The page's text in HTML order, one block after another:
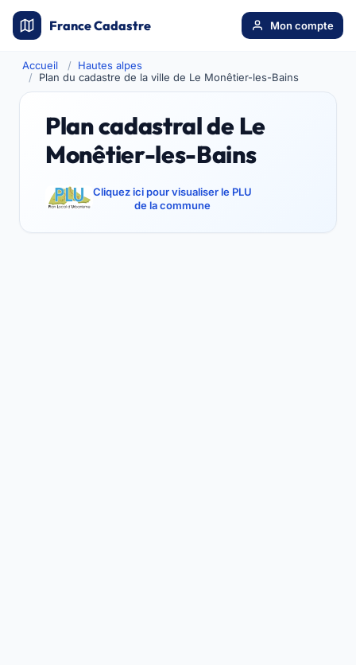
France Cadastre Mon compte
Accueil
Hautes alpes
Plan du cadastre de la ville de Le Monêtier-les-Bains
Plan cadastral de Le
Monêtier-les-Bains
Cliquez ici pour visualiser le PLU
de la commune